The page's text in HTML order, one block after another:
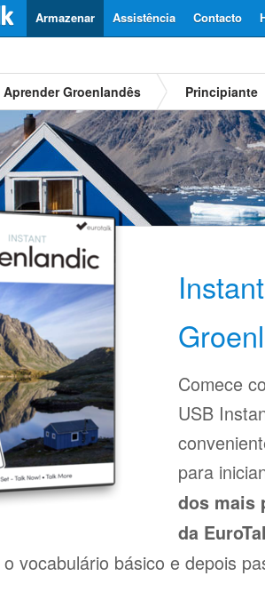
Contacto
Assistência
Armazenar
Aprender Groenlandês Principiante
Comece
USB
para
dos mais
da
vocabulário básico e depois